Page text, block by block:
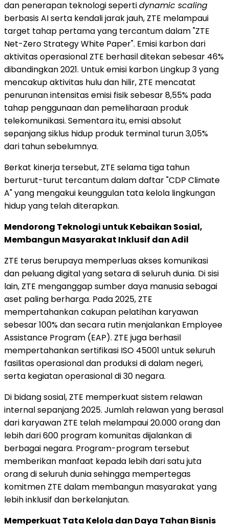
dan penerapan teknologi sepertidynamic scaling
berbasis AI serta kendali jarak jauh, ZTE melampaui
target tahap pertama yang tercantum dalam "ZTE
Net-Zero Strategy White Paper". Emisi karbon dari
aktivitas operasional ZTE berhasil ditekan sebesar 46%
dibandingkan 2021. Untuk emisi karbon Lingkup 3 yang
mencakup aktivitas hulu dan hilir, ZTE mencatat
penurunan intensitas emisi fisik sebesar 8,55% pada
tahap penggunaan dan pemeliharaan produk
telekomunikasi. Sementara itu, emisi absolut
sepanjang siklus hidup produk terminal turun 3,05%
dari tahun sebelumnya.
Berkat kinerja tersebut, ZTE selama tiga tahun
berturut-turut tercantum dalam daftar "CDP Climate
A" yang mengakui keunggulan tata kelola lingkungan
hidup yang telah diterapkan.
Mendorong Teknologi untuk Kebaikan Sosial,
Membangun Masyarakat Inklusif dan Adil
ZTE terus berupaya memperluas akses komunikasi
dan peluang digital yang setara di seluruh dunia. Di sisi
lain, ZTE menganggap sumber daya manusia sebagai
aset paling berharga. Pada 2025, ZTE
mempertahankan cakupan pelatihan karyawan
sebesar 100% dan secara rutin menjalankan Employee
Assistance Program (EAP). ZTE juga berhasil
mempertahankan sertifikasi ISO 45001 untuk seluruh
fasilitas operasional dan produksi di dalam negeri,
serta kegiatan operasional di 30 negara.
Di bidang sosial, ZTE memperkuat sistem relawan
internal sepanjang 2025. Jumlah relawan yang berasal
dari karyawan ZTE telah melampaui 20.000 orang dan
lebih dari 600 program komunitas dijalankan di
berbagai negara. Program-program tersebut
memberikan manfaat kepada lebih dari satu juta
orang di seluruh dunia sehingga mempertegas
komitmen ZTE dalam membangun masyarakat yang
lebih inklusif dan berkelanjutan.
Memperkuat Tata Kelola dan Daya Tahan Bisnis